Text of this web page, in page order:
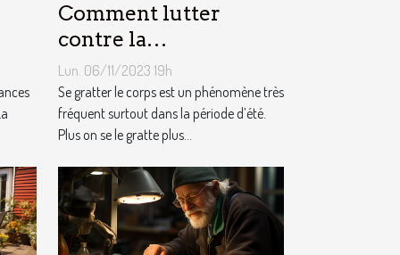
Comment lutter
contre la
démangeaison ?
Lun. 06/11/2023 19h
Se gratter le corps est un phénomène très
fréquent surtout dans la période d’été.
Plus on se le gratte plus...